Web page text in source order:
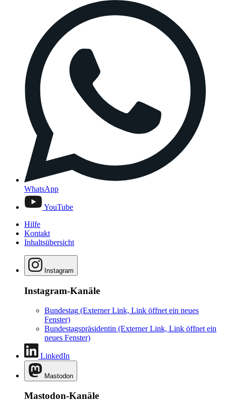
WhatsApp
YouTube
Hilfe
Kontakt
Inhaltsübersicht
Instagram
Instagram-Kanäle
Bundestag (Externer Link, Link öffnet ein neues
Fenster)
Bundestagspräsidentin (Externer Link, Link öffnet ein
neues Fenster)
LinkedIn
Mastodon
Mastodon-Kanäle